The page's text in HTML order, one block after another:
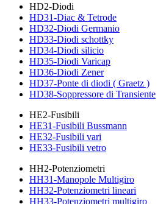
HD2-Diodi
HD31-Diac & Tetrode
HD32-Diodi Germanio
HD33-Diodi schottky
HD34-Diodi silicio
HD35-Diodi Varicap
HD36-Diodi Zener
HD37-Ponte di diodi ( Graetz )
HD38-Soppressore di Transiente
HE2-Fusibili
HE31-Fusibili Bussmann
HE32-Fusibili vari
HE33-Fusibili vetro
HH2-Potenziometri
HH31-Manopole Multigiro
HH32-Potenziometri lineari
HH33-Potenziometri multigiro